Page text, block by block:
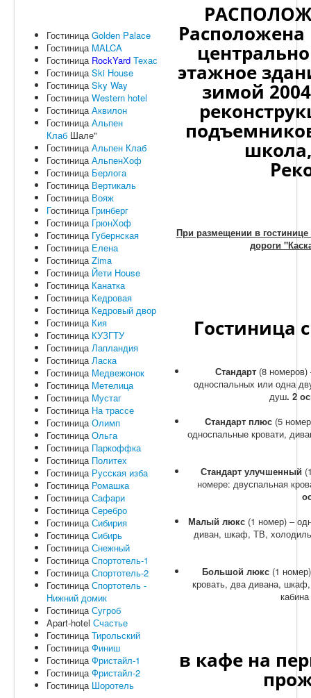
Гостиница Golden Palace
Гостиница MALCA
Гостиница RockYard Техас
Гостиница Ski House
Гостиница Sky Way
Гостиница Western hotel
Гостиница Аквилон
Гостиница Альпен
Клаб Шале"
Гостиница Альпен Клаб
Гостиница АльпенХоф
Гостиница Берлога
Гостиница Вертикаль
Гостиница Вояж
Гостиница Гринберг
Гостиница ГрюнХоф
Гостиница Губернская
Гостиница Елена
Гостиница Zima
Гостиница Йети House
Гостиница Канатка
Гостиница Кедровая
Гостиница Кедровый двор
Гостиница Кия
Гостиница КУЗГТУ
Гостиница Лапландия
Гостиница Ласка
Гостиница Медвежонок
Гостиница Метелица
Гостиница Мустаг
Гостиница На трассе
Гостиница Олимп
Гостиница Ольга
Гостиница Паркоффка
Гостиница Политех
Гостиница Русская изба
Гостиница Ромашка
Гостиница Сафари
Гостиница Серебро
Гостиница Сибирия
Гостиница Сибирь
Гостиница Снежный
Гостиница Спортотель-1
Гостиница Спортотель-2
Гостиница Спортотель -
Нижний домик
Гостиница Сугроб
Apart-hotel Счастье
Гостиница Тирольский
Гостиница Финиш
Гостиница Фристайл-1
Гостиница Фристайл-2
Гостиница Шоротель
Расположена
этажное
зимой
При размещении в гостинице
дороги
Гостиница
Стандарт (8
односпальных или одна
душ. 2
Cтандарт плюс (5
односпальные кровати,
Стандарт улучшенный
номере: двуспальная
Малый люкс(1 номер) –
диван, шкаф, ТВ,
Большой люкс(1
кровать, два дивана,
в кафе на